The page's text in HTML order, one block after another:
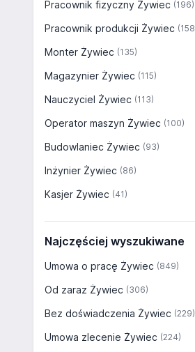
Pracownik fizyczny Żywiec (196)
Pracownik produkcji Żywiec
Monter Żywiec (135)
Magazynier Żywiec (115)
Nauczyciel Żywiec (113)
Operator maszyn Żywiec (100)
Budowlaniec Żywiec (93)
Inżynier Żywiec (86)
Kasjer Żywiec (41)
Najczęściej wyszukiwane
Umowa o pracę Żywiec (849)
Od zaraz Żywiec (306)
Bez doświadczenia Żywiec (229)
Umowa zlecenie Żywiec (224)